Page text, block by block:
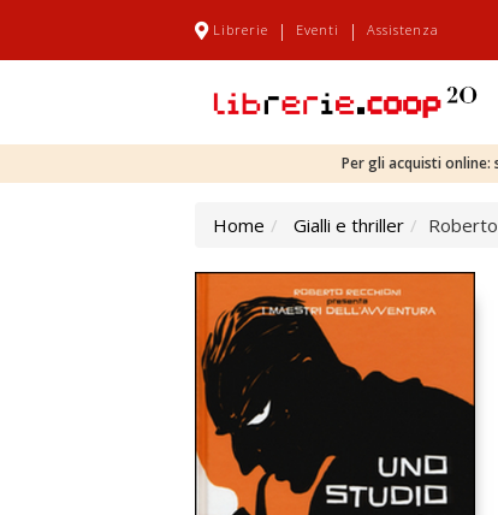
Librerie | Eventi | Assistenza
Per gli acquisti
Home Gialli e thriller